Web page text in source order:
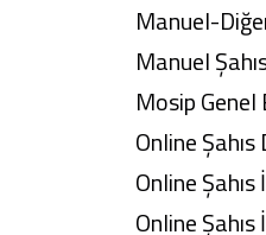
Manuel-
Manuel
Mosip
Online Şahıs
Online
Online